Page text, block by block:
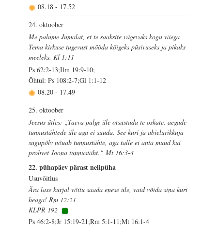
08.18 - 17.52
24. oktoober
Me palume Jumalat, et te saaksite vägevaks kogu väega
Tema kirkuse tugevust mööda kõigeks püsivuseks ja pikaks
meeleks. Kl 1:11
Ps 62:2-13;Ilm 19:9-10;
Õhtul: Ps 108:2-7;Gl 1:1-12
08.20 - 17.49
25. oktoober
Jeesus ütles: „Taeva palge üle otsustada te oskate, aegade
tunnustähtede üle aga ei suuda. See kuri ja abielurikkuja
sugupõlv nõuab tunnustähte, aga talle ei anta muud kui
prohvet Joona tunnustäht.“ Mt 16:3-4
22. pühapäev pärast nelipüha
Usuvõitlus
Ära lase kurjal võitu saada enese üle, vaid võida sina kuri
heaga! Rm 12:21
KLPR 192
Ps 46:2-8;Jr 15:19-21;Rm 5:1-11;Mt 16:1-4